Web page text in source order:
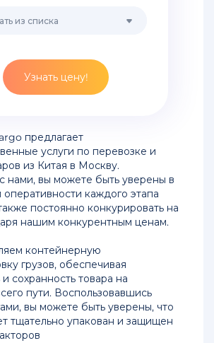
из списка
Узнать цену!
предлагает
услуги по перевозке и
из Китая в Москву.
нами, вы можете быть уверены в
каждого этапа
постоянно конкурировать на
нашим конкурентным ценам.
контейнерную
грузов, обеспечивая
сохранность товара на
пути. Воспользовавшись
вы можете быть уверены, что
тщательно упакован и защищен